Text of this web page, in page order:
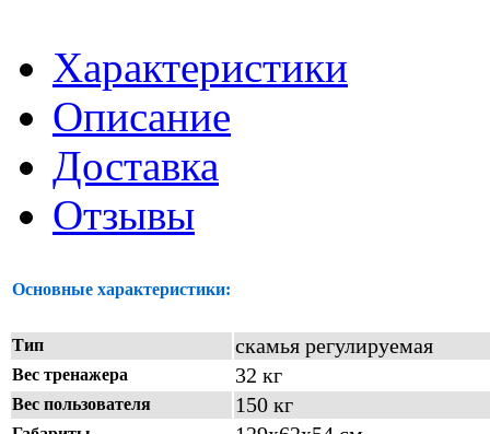
Характеристики
Описание
Доставка
Отзывы
Основные характеристики:
Тип скамья регулируемая
Вес тренажера 32 кг
Вес пользователя 150 кг